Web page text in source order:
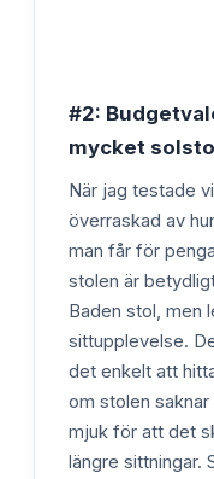
#2:
mycket
När jag testade
överraskad av
man får för
stolen är
Baden stol, men
sittupplevelse.
det enkelt att
om stolen
mjuk för att det
längre sittningar.